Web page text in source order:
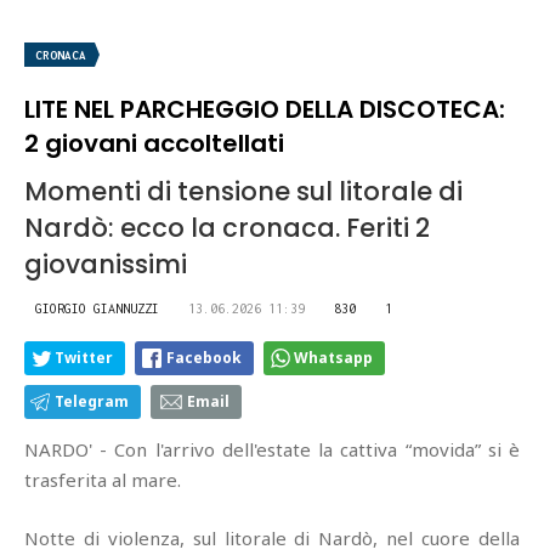
CRONACA
LITE NEL PARCHEGGIO DELLA DISCOTECA:
2 giovani accoltellati
Momenti di tensione sul litorale di
Nardò: ecco la cronaca. Feriti 2
giovanissimi
GIORGIO GIANNUZZI 13.06.2026 11:39 830 1
Twitter Facebook Whatsapp
Telegram Email
NARDO' - Con l'arrivo dell'estate la cattiva “movida” si è
trasferita al mare.
Notte di violenza, sul litorale di Nardò, nel cuore della